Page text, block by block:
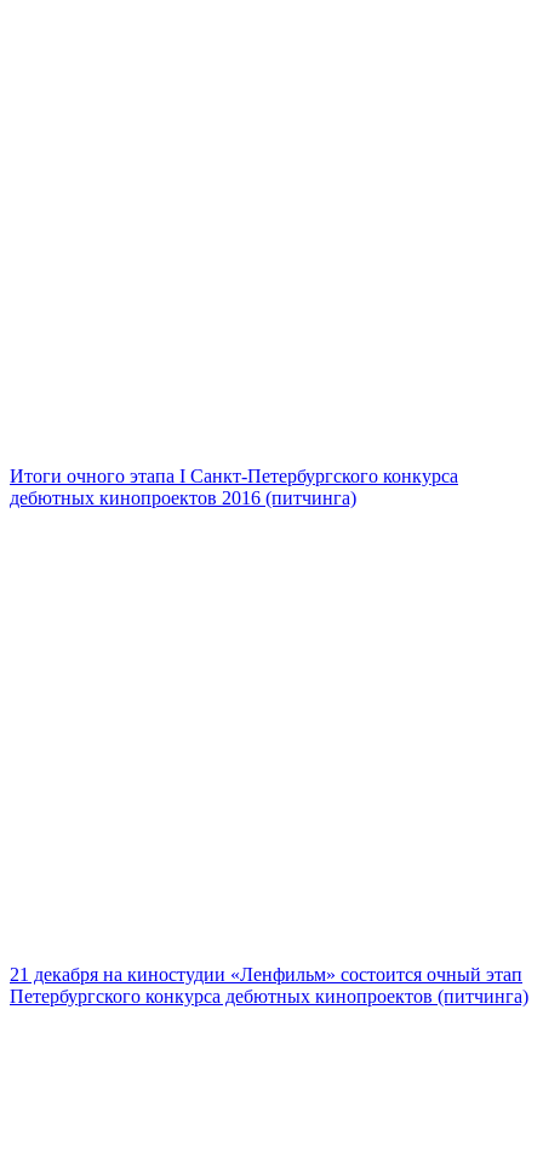
Итоги очного этапа I Санкт-Петербургского конкурса
дебютных кинопроектов 2016 (питчинга)
21 декабря на киностудии «Ленфильм» состоится очный этап
Петербургского конкурса дебютных кинопроектов (питчинга)